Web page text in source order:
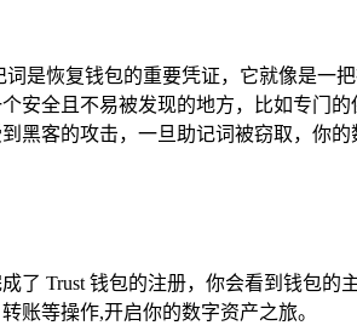
是恢复钱包的重要凭证，它就像是
安全且不易被发现的地方，比如专门
黑客的攻击，一旦助记词被窃取，你
了 Trust 钱包的注册，你会看到钱包
账等操作,开启你的数字资产之旅。